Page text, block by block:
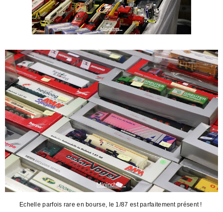
Echelle parfois rare en bourse, le 1/87 est parfaitement présent !